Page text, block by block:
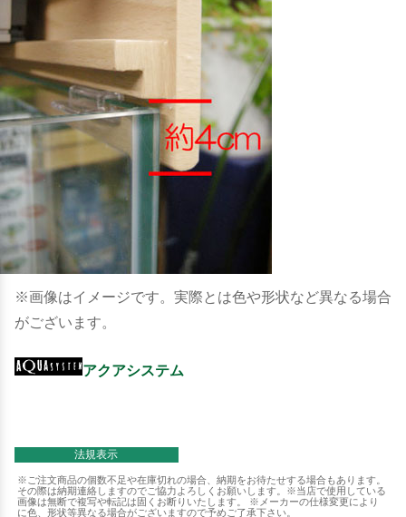
※画像はイメージです。実際とは色や形状など異なる場合
がございます。
アクアシステム
法規表示
※ご注文商品の個数不足や在庫切れの場合、納期をお待たせする場合もあります。
その際は納期連絡しますのでご協力よろしくお願いします。※当店で使用している
画像は無断で複写や転記は固くお断りいたします。 ※メーカーの仕様変更により
に色、形状等異なる場合がございますので予めご了承下さい。